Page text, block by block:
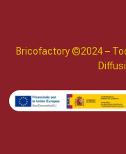
Bricofactory ©2024 –